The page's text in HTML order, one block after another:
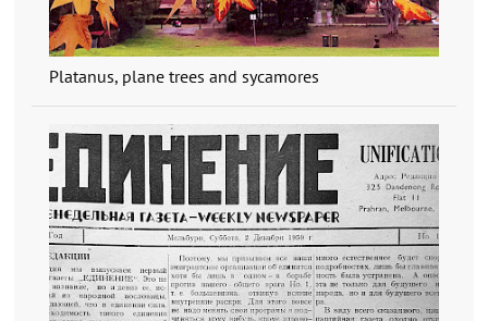
Platanus, plane trees and sycamores